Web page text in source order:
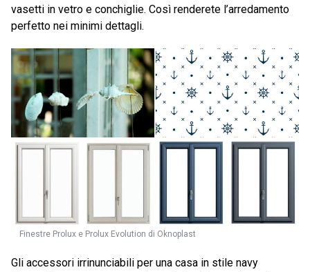
vasetti in vetro e conchiglie. Così renderete l’arredamento
perfetto nei minimi dettagli.
Finestre Prolux e Prolux Evolution di Oknoplast
Gli accessori irrinunciabili per una casa in stile navy